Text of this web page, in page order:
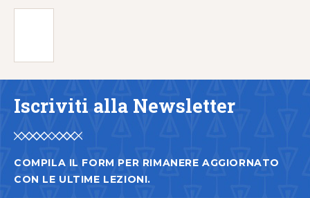
Iscriviti alla Newsletter
COMPILA IL FORM PER RIMANERE AGGIORNATO
CON LE ULTIME LEZIONI.